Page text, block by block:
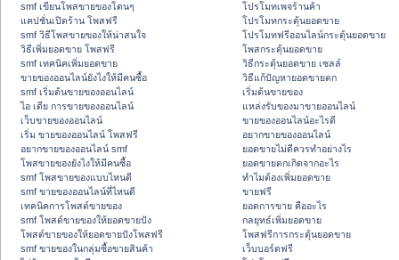
smf เขียนโพสขายของโดนๆ
แคปชั่นเปิดร้าน โพสฟรี
smf วิธีโพสขายของให้น่าสนใจ
วิธีเพิ่มยอดขาย โพสฟรี
smf เทคนิคเพิ่มยอดขาย
ขายของออนไลน์ยังไงให้มีคนซื้อ
smf เริ่มต้นขายของออนไลน์
ไอ เดีย การขายของออนไลน์
เว็บขายของออนไลน์
เริ่ม ขายของออนไลน์ โพสฟรี
อยากขายของออนไลน์ smf
โพสขายของยังไงให้มีคนซื้อ
smf โพสขายของแบบไหนดี
smf ขายของออนไลน์ที่ไหนดี
เทคนิคการโพสต์ขายของ
smf โพสต์ขายของให้ยอดขายปัง
โพสต์ขายของให้ยอดขายปังโพสฟรี
smf ขายของในกลุ่มซื้อขายสินค้า
โปรโมทเพจร้านค้า
โปรโมทกระตุ้นยอดขาย
โปรโมทฟรีออนไลน์กระตุ้นยอดขาย
โพสกระตุ้นยอดขาย
วิธีกระตุ้นยอดขาย เซลล์
วิธีแก้ปัญหายอดขายตก
เริ่มต้นขายของ
แหล่งรับของมาขายออนไลน์
ขายของออนไลน์อะไรดี
อยากขายของออนไลน์
ยอดขายไม่ดีควรทำอย่างไร
ยอดขายตกเกิดจากอะไร
ทำไมต้องเพิ่มยอดขาย
ขายฟรี
ยอดการขาย คืออะไร
กลยุทธ์เพิ่มยอดขาย
โพสฟรีการกระตุ้นยอดขาย
เว็บบอร์ดฟรี